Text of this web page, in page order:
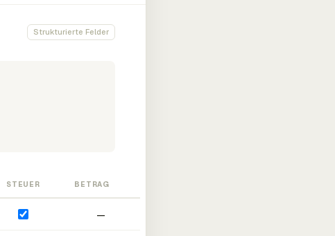
Strukturierte Felder
STEUER BETRAG
—